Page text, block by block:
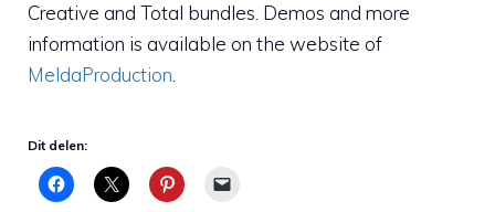
Creative and Total bundles. Demos and more
information is available on the website of
MeldaProduction.
Dit delen: